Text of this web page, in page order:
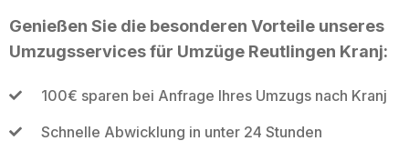
Genießen Sie die besonderen Vorteile unseres
Umzugsservices für Umzüge Reutlingen Kranj:
100€ sparen bei Anfrage Ihres Umzugs nach Kranj
Schnelle Abwicklung in unter 24 Stunden